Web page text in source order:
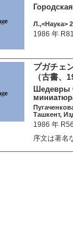
Л.,<Наука>
1986 年
プガチェ
（古書、
Шедевры
Ташкент,
1986 年
序文は著名